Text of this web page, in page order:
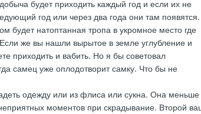
будет приходить каждый год и если их не
год или через два года они там появятся.
будет натоптанная тропа в укромное место где
же вы нашли вырытое в земле углубление и
приходить и вабить. Но я бы советовал
самец уже оплодотворит самку. Что бы не
одежду или из флиса или сукна. Она меньше
моментов при скрадывание. Второй